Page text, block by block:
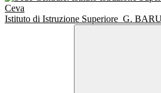
Istituto di Istruzione Superiore G.